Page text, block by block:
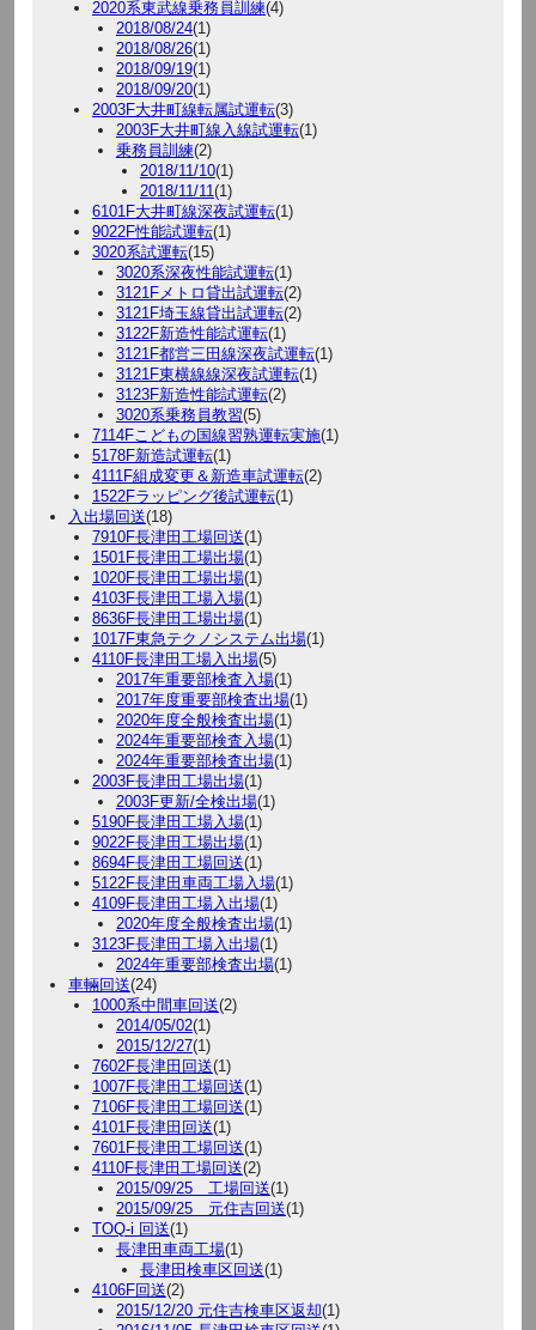
2020系東武線乗務員訓練(4)
2018/08/24(1)
2018/08/26(1)
2018/09/19(1)
2018/09/20(1)
2003F大井町線転属試運転(3)
2003F大井町線入線試運転(1)
乗務員訓練(2)
2018/11/10(1)
2018/11/11 (1)
6101F大井町線深夜試運転(1)
9022F性能試運転(1)
3020系試運転(15)
3020系深夜性能試運転(1)
3121Fメトロ貸出試運転(2)
3121F埼玉線貸出試運転(2)
3122F新造性能試運転(1)
3121F都営三田線深夜試運転(1)
3121F東横線線深夜試運転(1)
3123F新造性能試運転(2)
3020系乗務員教習(5)
7114Fこどもの国線習熟運転実施(1)
5178F新造試運転(1)
4111F組成変更＆新造車試運転(2)
1522Fラッピング後試運転(1)
入出場回送(18)
7910F長津田工場回送(1)
1501F長津田工場出場(1)
1020F長津田工場出場(1)
4103F長津田工場入場(1)
8636F長津田工場出場(1)
1017F東急テクノシステム出場(1)
4110F長津田工場入出場(5)
2017年重要部検査入場(1)
2017年度重要部検査出場(1)
2020年度全般検査出場(1)
2024年重要部検査入場(1)
2024年重要部検査出場(1)
2003F長津田工場出場(1)
2003F更新/全検出場(1)
5190F長津田工場入場(1)
9022F長津田工場出場(1)
8694F長津田工場回送(1)
5122F長津田車両工場入場(1)
4109F長津田工場入出場(1)
2020年度全般検査出場(1)
3123F長津田工場入出場(1)
2024年重要部検査出場(1)
車輛回送(24)
1000系中間車回送(2)
2014/05/02(1)
2015/12/27(1)
7602F長津田回送(1)
1007F長津田工場回送(1)
7106F長津田工場回送(1)
4101F長津田回送(1)
7601F長津田工場回送(1)
4110F長津田工場回送(2)
2015/09/25 工場回送(1)
2015/09/25 元住吉回送(1)
TOQ-i 回送(1)
長津田車両工場(1)
長津田検車区回送(1)
4106F回送(2)
2015/12/20 元住吉検車区返却(1)